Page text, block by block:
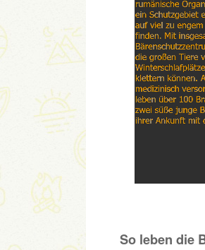
So leben die